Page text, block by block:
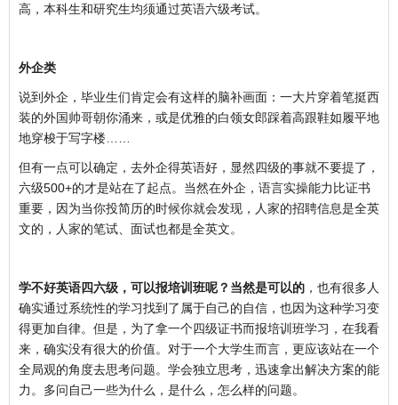
高，本科生和研究生均须通过英语六级考试。
外企类
说到外企，毕业生们肯定会有这样的脑补画面：一大片穿着笔挺西
装的外国帅哥朝你涌来，或是优雅的白领女郎踩着高跟鞋如履平地
地穿梭于写字楼……
但有一点可以确定，去外企得英语好，显然四级的事就不要提了，
六级500+的才是站在了起点。当然在外企，语言实操能力比证书
重要，因为当你投简历的时候你就会发现，人家的招聘信息是全英
文的，人家的笔试、面试也都是全英文。
学不好英语四六级，可以报培训班呢？当然是可以的 ，也有很多人
确实通过系统性的学习找到了属于自己的自信，也因为这种学习变
得更加自律。但是，为了拿一个四级证书而报培训班学习，在我看
来，确实没有很大的价值。对于一个大学生而言，更应该站在一个
全局观的角度去思考问题。学会独立思考，迅速拿出解决方案的能
力。多问自己一些为什么，是什么，怎么样的问题。